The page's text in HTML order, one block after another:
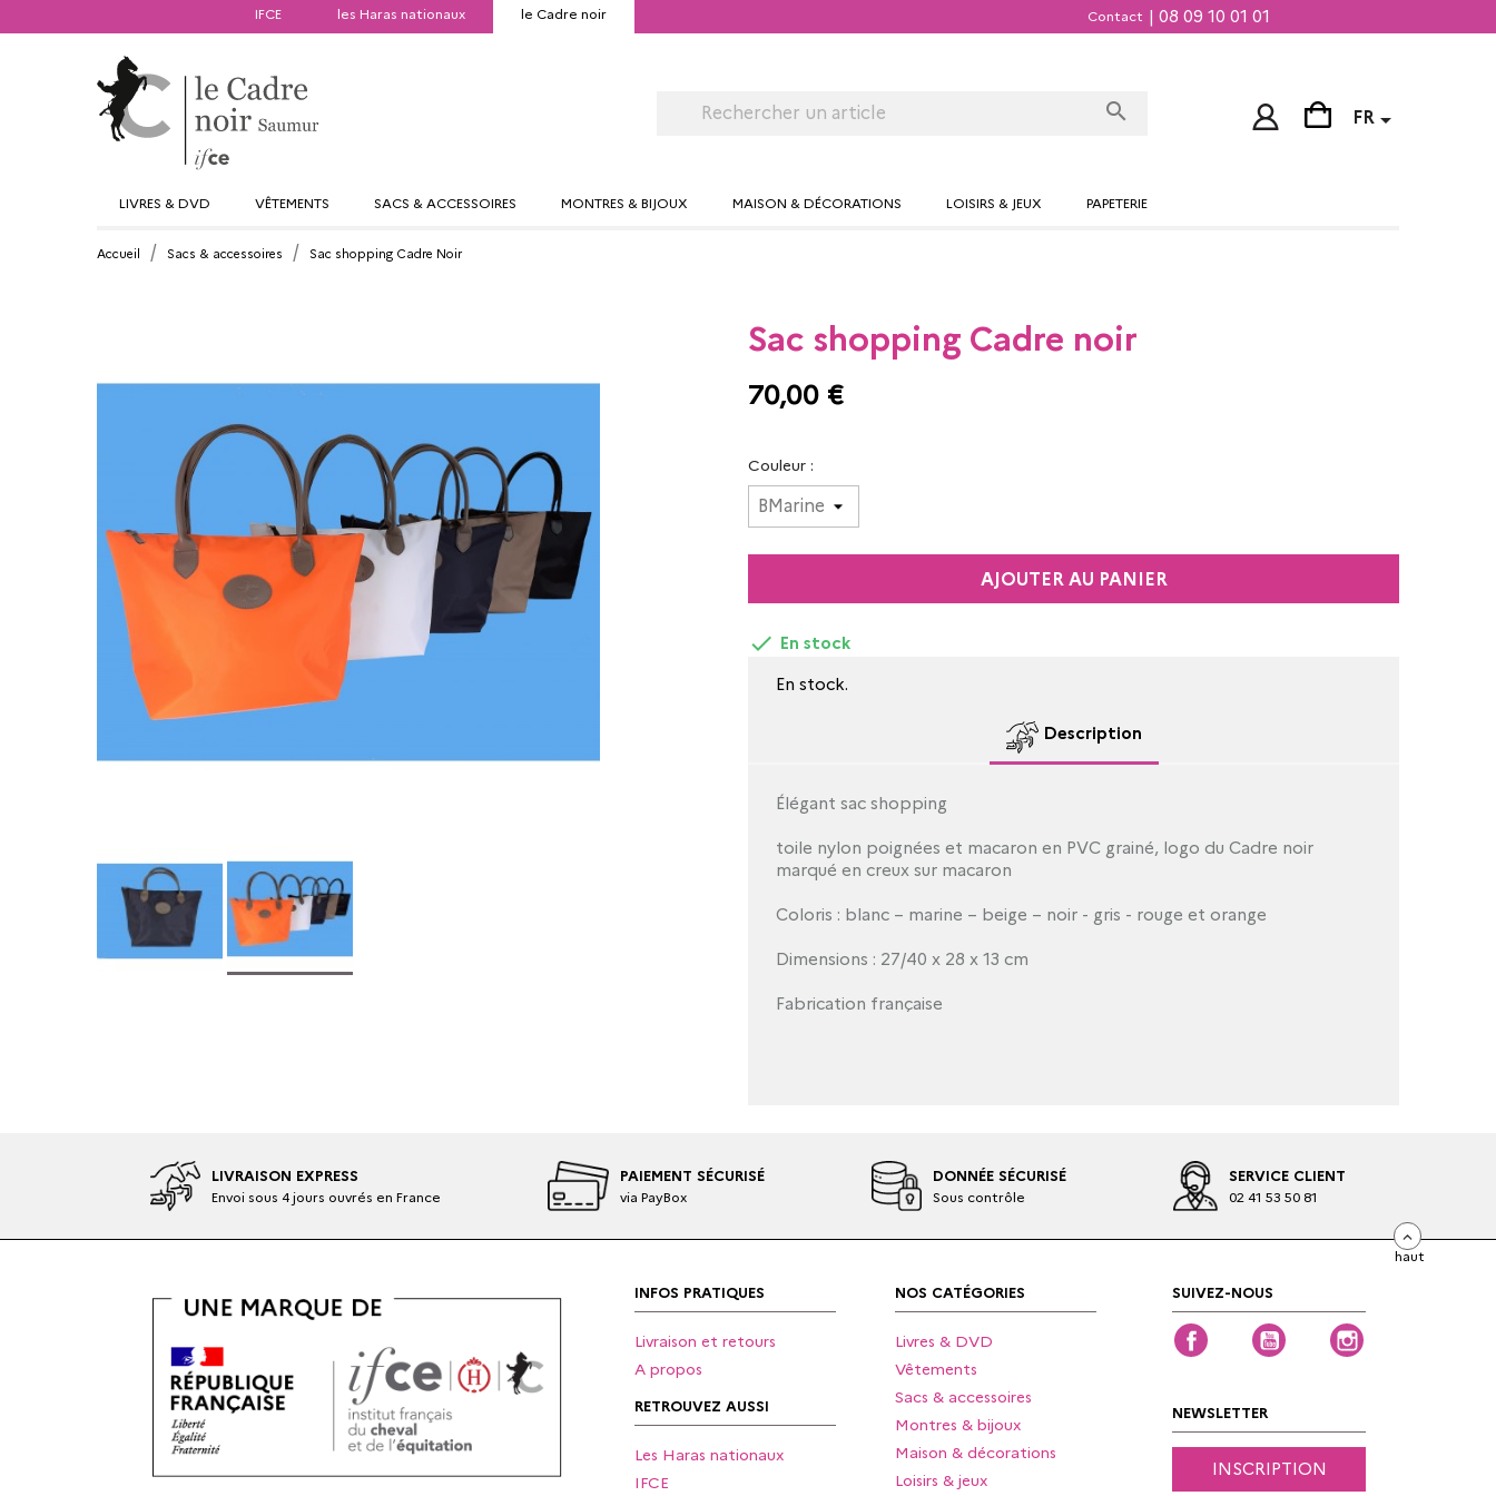
IFCE les Haras nationaux le Cadre noir Contact | 08 09 10 01 01
search FR
LIVRES & DVD VÊTEMENTS SACS & ACCESSOIRES MONTRES & BIJOUX MAISON & DÉCORATIONS LOISIRS & JEUX PAPETERIE
Accueil Sacs & accessoires Sac shopping Cadre Noir
Sac shopping Cadre noir
70,00 €
Couleur :
AJOUTER AU PANIER
 En stock
En stock.
Description
Élégant sac shopping
toile nylon poignées et macaron en PVC grainé, logo du Cadre noir
marqué en creux sur macaron
Coloris : blanc – marine – beige – noir - gris - rouge et orange
Dimensions : 27/40 x 28 x 13 cm
Fabrication française
LIVRAISON EXPRESS
Envoi sous 4 jours ouvrés en France
PAIEMENT SÉCURISÉ
via PayBox
DONNÉE SÉCURISÉ
Sous contrôle
SERVICE CLIENT
02 41 53 50 81
haut
INFOS PRATIQUES
Livraison et retours
A propos
RETROUVEZ AUSSI
Les Haras nationaux
IFCE
NOS CATÉGORIES
Livres & DVD
Vêtements
Sacs & accessoires
Montres & bijoux
Maison & décorations
Loisirs & jeux
SUIVEZ-NOUS
Facebook YouTube
NEWSLETTER
INSCRIPTION